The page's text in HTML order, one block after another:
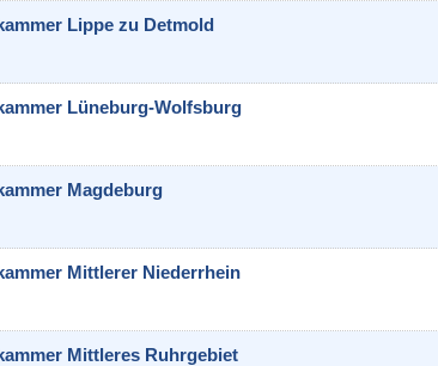
Lippe zu Detmold
Lüneburg-Wolfsburg
Magdeburg
Mittlerer Niederrhein
Mittleres Ruhrgebiet